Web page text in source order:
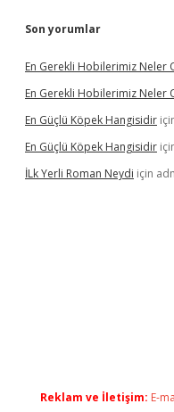
Son yorumlar
En Gerekli Hobilerimiz Neler
En Gerekli Hobilerimiz Neler
En Güçlü Köpek Hangisidir
En Güçlü Köpek Hangisidir
İLk Yerli Roman Neydi için
Reklam ve İletişim: E-